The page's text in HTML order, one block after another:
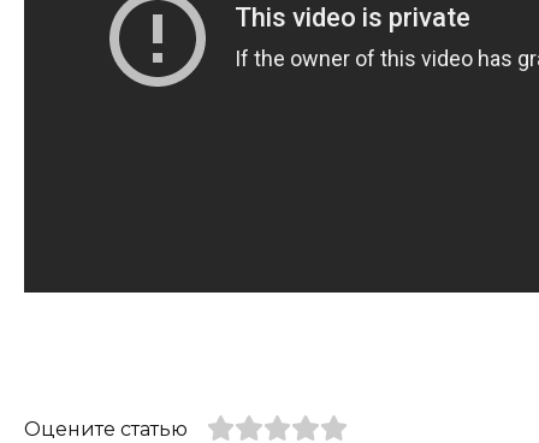
Оцените статью